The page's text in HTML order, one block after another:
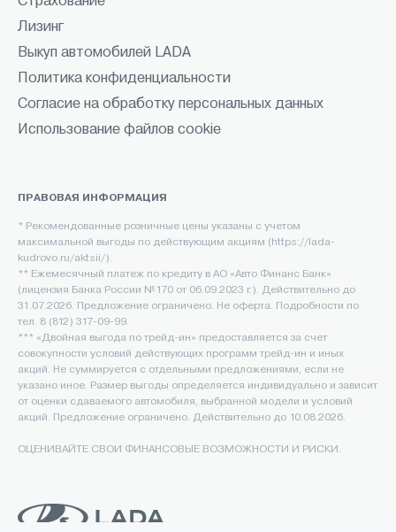
Лизинг
Выкуп автомобилей LADA
Политика конфиденциальности
Согласие на обработку персональных данных
Использование файлов cookie
ПРАВОВАЯ ИНФОРМАЦИЯ
* Рекомендованные розничные цены указаны с учетом
максимальной выгоды по действующим акциям (https://lada-
kudrovo.ru/aktsii/).
** Ежемесячный платеж по кредиту в АО «Авто Финанс Банк»
(лицензия Банка России №170 от 06.09.2023 г.). Действительно до
31.07.2026. Предложение ограничено. Не оферта. Подробности по
тел. 8 (812) 317-09-99.
*** «Двойная выгода по трейд-ин» предоставляется за счет
совокупности условий действующих программ трейд-ин и иных
акций. Не суммируется с отдельными предложениями, если не
указано иное. Размер выгоды определяется индивидуально и зависит
от оценки сдаваемого автомобиля, выбранной модели и условий
акций. Предложение ограничено. Действительно до 10.08.2026.
ОЦЕНИВАЙТЕ СВОИ ФИНАНСОВЫЕ ВОЗМОЖНОСТИ И РИСКИ.